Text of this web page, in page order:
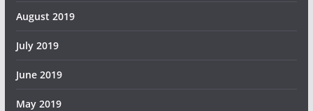
August 2019
July 2019
June 2019
May 2019